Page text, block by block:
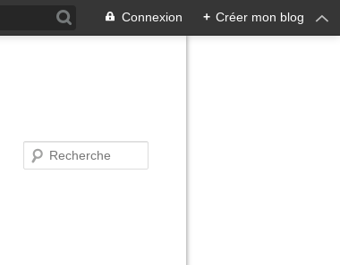
Connexion + Créer mon blog